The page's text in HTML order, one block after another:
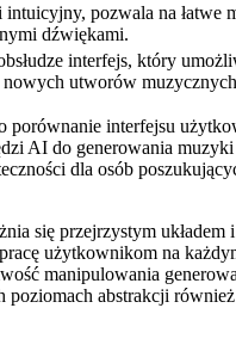
intuicyjny, pozwala na łatwe
dźwiękami.
interfejs, który
utworów
porównanie interfejsu
AI do generowania
dla osób
się przejrzystym
użytkownikom na
manipulowania
poziomach abstrakcji